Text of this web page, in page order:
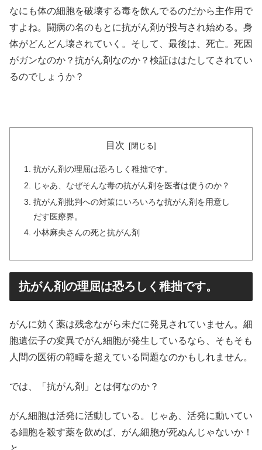
なにも体の細胞を破壊する毒を飲んでるのだから主作用で
すよね。闘病の名のもとに抗がん剤が投与され始める。身
体がどんどん壊されていく。そして、最後は、死亡。死因
がガンなのか？抗がん剤なのか？検証ははたしてされてい
るのでしょうか？
目次
抗がん剤の理屈は恐ろしく稚拙です。
じゃあ、なぜそんな毒の抗がん剤を医者は使うのか？
抗がん剤批判への対策にいろいろな抗がん剤を用意し
だす医療界。
小林麻央さんの死と抗がん剤
抗がん剤の理屈は恐ろしく稚拙です。
がんに効く薬は残念ながら未だに発見されていません。細
胞遺伝子の変異でがん細胞が発生しているなら、そもそも
人間の医術の範疇を超えている問題なのかもしれません。
では、「抗がん剤」とは何なのか？
がん細胞は活発に活動している。じゃあ、活発に動いてい
る細胞を殺す薬を飲めば、がん細胞が死ぬんじゃないか！